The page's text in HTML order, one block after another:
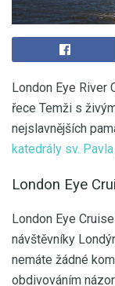
London Eye River
řece Temži s
nejslavnějších
katedrály sv. Pavla
London Eye
London Eye
návštěvníky
nemáte žádné
obdivováním